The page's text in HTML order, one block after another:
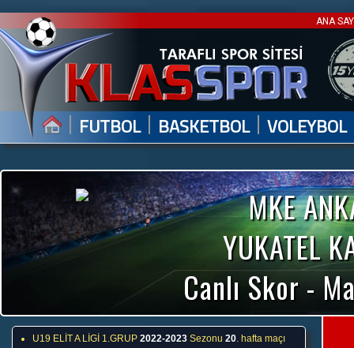
ANA
| FUTBOL | BASKETBOL | VOLEYBOL
MKE
YUKATEL
Canlı Skor -
U19 ELİT A LİGİ 1.GRUP 2022-2023 Sezonu 20. hafta maçı